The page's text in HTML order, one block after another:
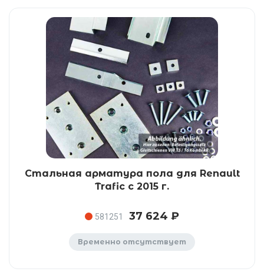
Стальная арматура пола для Renault
Trafic с 2015 г.
581251 37 624 ₽
Временно отсутствует